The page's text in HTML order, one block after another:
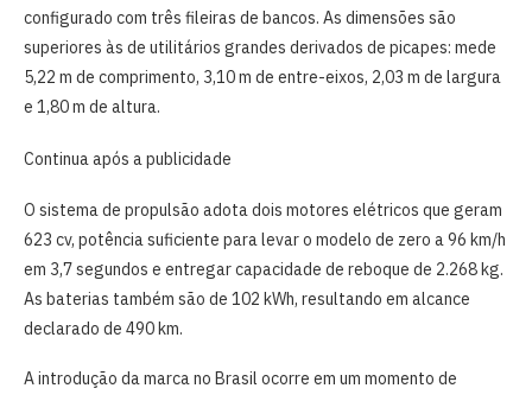
configurado com três fileiras de bancos. As dimensões são
superiores às de utilitários grandes derivados de picapes: mede
5,22 m de comprimento, 3,10 m de entre-eixos, 2,03 m de largura
e 1,80 m de altura.
Continua após a publicidade
O sistema de propulsão adota dois motores elétricos que geram
623 cv, potência suficiente para levar o modelo de zero a 96 km/h
em 3,7 segundos e entregar capacidade de reboque de 2.268 kg.
As baterias também são de 102 kWh, resultando em alcance
declarado de 490 km.
A introdução da marca no Brasil ocorre em um momento de